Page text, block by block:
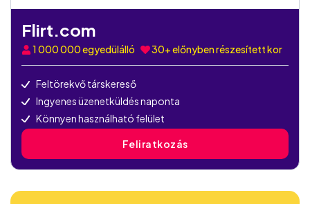
Flirt.com
1 000 000egyedülálló 30+ előnyben részesített kor
Feltörekvő társkereső
Ingyenes üzenetküldés naponta
Könnyen használható felület
Feliratkozás